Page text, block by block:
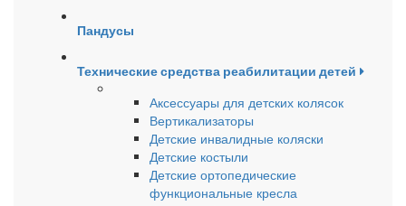
Пандусы
Технические средства реабилитации детей
Аксессуары для детских колясок
Вертикализаторы
Детские инвалидные коляски
Детские костыли
Детские ортопедические
функциональные кресла